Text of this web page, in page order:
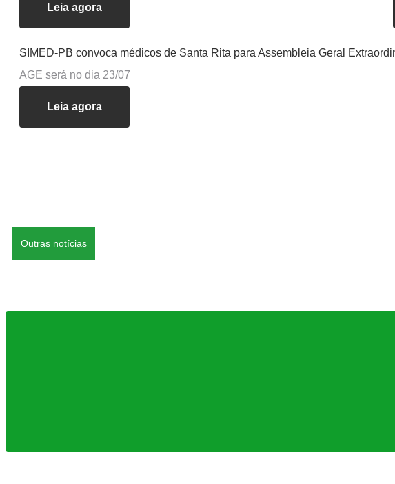
Leia agora
SIMED-PB convoca médicos de Santa Rita para Assembleia Geral
AGE será no dia 23/07
Leia agora
Outras notícias